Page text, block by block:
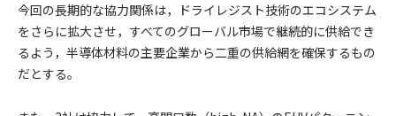
今回の長期的な協力関係は，ドライレジスト技術のエコシステム
をさらに拡大させ，すべてのグローバル市場で継続的に供給でき
るよう，半導体材料の主要企業から二重の供給網を確保するもの
だとする。